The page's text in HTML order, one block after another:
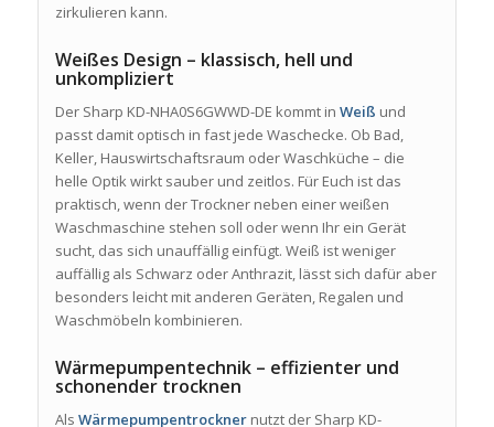
zirkulieren kann.
Weißes Design – klassisch, hell und
unkompliziert
Der Sharp KD-NHA0S6GWWD-DE kommt in Weiß und
passt damit optisch in fast jede Waschecke. Ob Bad,
Keller, Hauswirtschaftsraum oder Waschküche – die
helle Optik wirkt sauber und zeitlos. Für Euch ist das
praktisch, wenn der Trockner neben einer weißen
Waschmaschine stehen soll oder wenn Ihr ein Gerät
sucht, das sich unauffällig einfügt. Weiß ist weniger
auffällig als Schwarz oder Anthrazit, lässt sich dafür aber
besonders leicht mit anderen Geräten, Regalen und
Waschmöbeln kombinieren.
Wärmepumpentechnik – effizienter und
schonender trocknen
Als Wärmepumpentrocknernutzt der Sharp KD-